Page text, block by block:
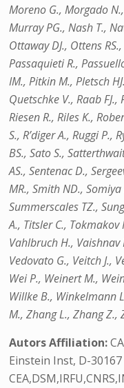
Moreno G., Morgado
Murray PG., Nash T.,
Ottaway DJ., Ottens
Passaquieti R.,
IM., Pitkin M., Pletsch
Quetschke V., Raab
Riesen R., Riles K.,
S., R’diger A., Ruggi
BS., Sato S.,
AS., Sentenac D.,
MR., Smith ND.,
Summerscales TZ.,
A., Titsler C.,
Vahlbruch H., Vaishnav
Vedovato G., Veitch J.,
Wei P., Weinert M.,
Willke B., Winkelmann
M., Zhang L., Zhang Z.,
Autors Affiliation:
Einstein Inst, D-